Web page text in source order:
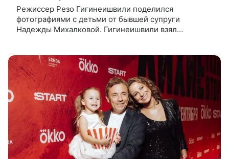
Режиссер Резо Гигинеишвили поделился
фотографиями с детьми от бывшей супруги
Надежды Михалковой. Гигинеишвили взял